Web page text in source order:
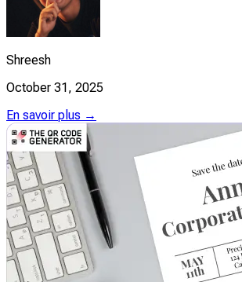
Shreesh
October 31, 2025
En savoir plus →